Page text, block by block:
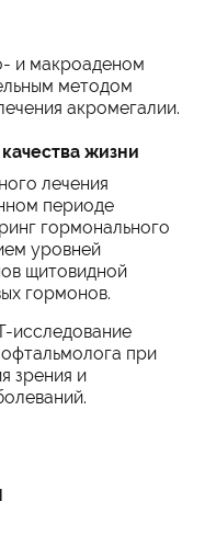
и макроаденом
методом
акромегалии.
жизни
лечения
периоде
гормонального
уровней
щитовидной
гормонов.
исследование
офтальмолога при
зрения и